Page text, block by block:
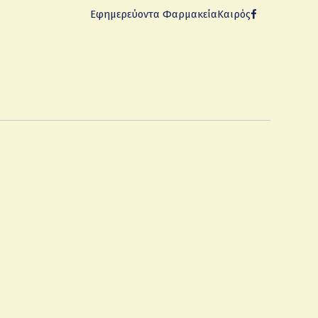
Εφημερεύοντα ΦαρμακείαΚαιρός